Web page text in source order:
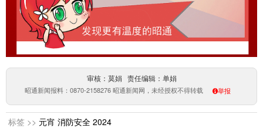
审核：莫娟 责任编辑：单娟
昭通新闻报料：0870-2158276 昭通新闻网，未经授权不得转载 举报
标签 >> 元宵 消防安全 2024